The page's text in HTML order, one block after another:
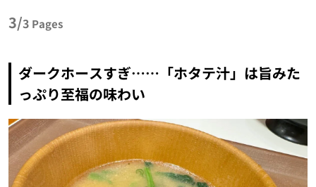
3/3 Pages
ダークホースすぎ……「ホタテ汁」は旨みた
っぷり至福の味わい